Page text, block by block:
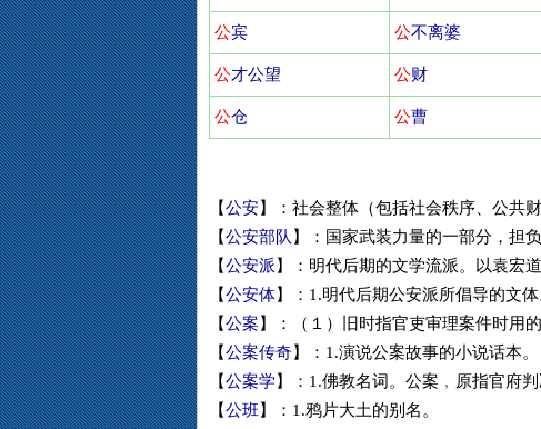
公宾 公不离婆
公才公望 公财
公仓 公曹
【公安】：社会整体（包括社会秩序、公共
【公安部队 】：国家武装力量的一部分，担
【公安派 】：明代后期的文学流派。以袁宏
【公安体】：1.明代后期公安派所倡导的文体
【公案 】：（１）旧时指官吏审理案件时用
【公案传奇】：1.演说公案故事的小说话本。
【公案学】：1.佛教名词。公案﹐原指官府
【公班 】：1.鸦片大土的别名。